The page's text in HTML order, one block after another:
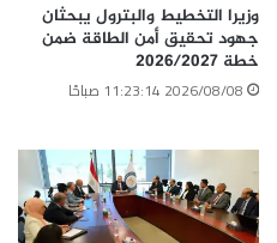
وزيرا التخطيط والبترول يبحثان
جهود تحقيق أمن الطاقة ضمن
خطة 2026/2027
2026/08/08 11:23:14 صباحًا